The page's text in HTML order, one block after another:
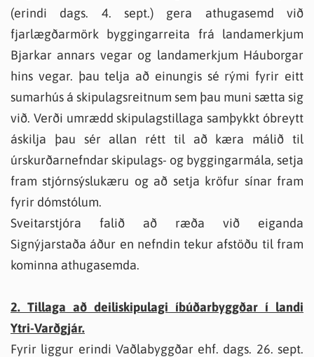
(erindi dags. 4. sept.) gera athugasemd við
fjarlægðarmörk byggingarreita frá landamerkjum
Bjarkar annars vegar og landamerkjum Háuborgar
hins vegar. þau telja að einungis sé rými fyrir eitt
sumarhús á skipulagsreitnum sem þau muni sætta sig
við. Verði umrædd skipulagstillaga samþykkt óbreytt
áskilja þau sér allan rétt til að kæra málið til
úrskurðarnefndar skipulags- og byggingarmála, setja
fram stjórnsýslukæru og að setja kröfur sínar fram
fyrir dómstólum.
Sveitarstjóra falið að ræða við eiganda
Signýjarstaða áður en nefndin tekur afstöðu til fram
kominna athugasemda.
2. Tillaga að deiliskipulagi íbúðarbyggðar í landi
Ytri-Varðgjár.
Fyrir liggur erindi Vaðlabyggðar ehf. dags. 26. sept.